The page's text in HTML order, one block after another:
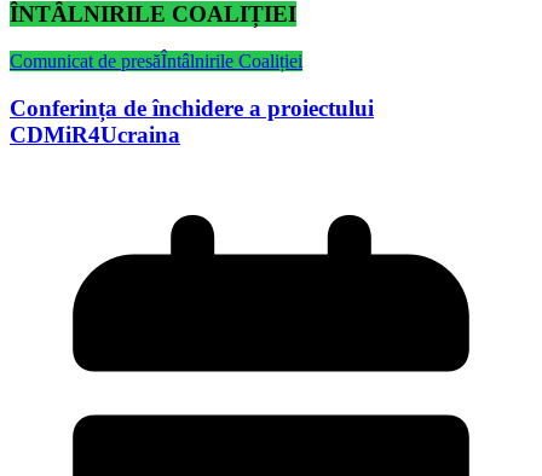
ÎNTÂLNIRILE COALIȚIEI
Comunicat de presăÎntâlnirile Coaliției
Conferința de închidere a proiectului
CDMiR4Ucraina